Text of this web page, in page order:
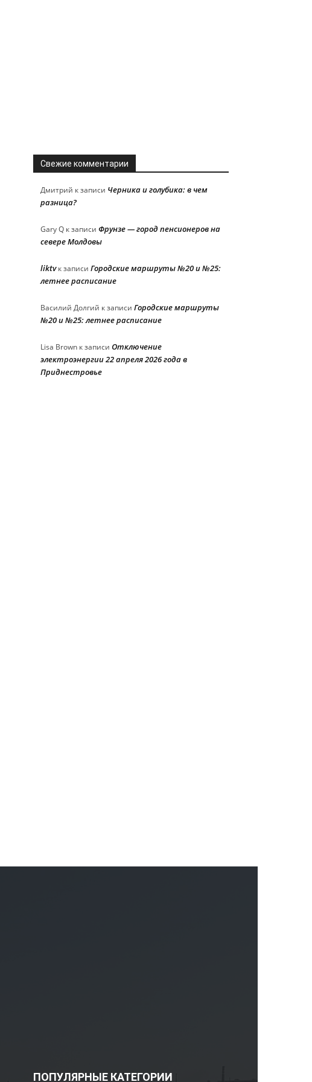
Свежие комментарии
Дмитрий к записи Черника и голубика: в чем
разница?
Gary Q к записи Фрунзе — город пенсионеров на
севере Молдовы
liktvк записи Городские маршруты №20 и №25:
летнее расписание
Василий Долгий к записи Городские маршруты
№20 и №25: летнее расписание
Lisa Brown к записи Отключение
электроэнергии 22 апреля 2026 года в
Приднестровье
ПОПУЛЯРНЫЕ КАТЕГОРИИ